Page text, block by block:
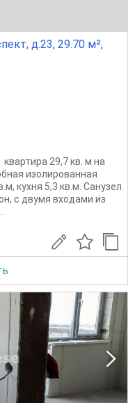
д.23, 29.70 м²,
29,7 кв. м на
изолированная
кухня 5,3 кв.м. Санузел
с двумя входами из